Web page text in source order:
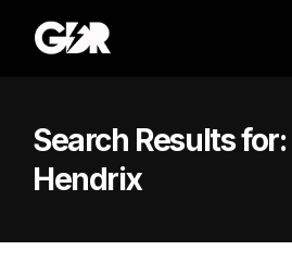
Search Results for:
Hendrix